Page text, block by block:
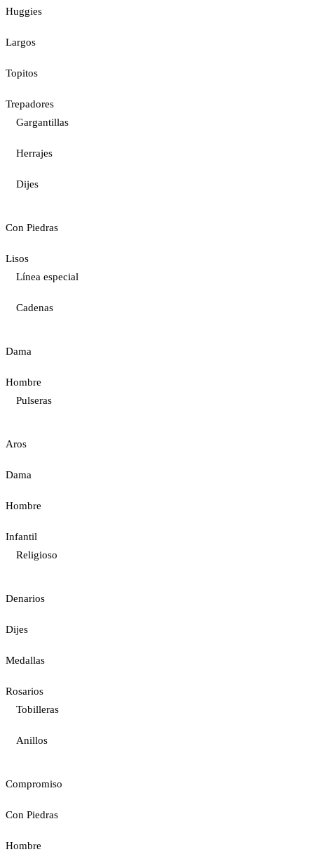
Huggies
Largos
Topitos
Trepadores
Gargantillas
Herrajes
Dijes
Con Piedras
Lisos
Línea especial
Cadenas
Dama
Hombre
Pulseras
Aros
Dama
Hombre
Infantil
Religioso
Denarios
Dijes
Medallas
Rosarios
Tobilleras
Anillos
Compromiso
Con Piedras
Hombre